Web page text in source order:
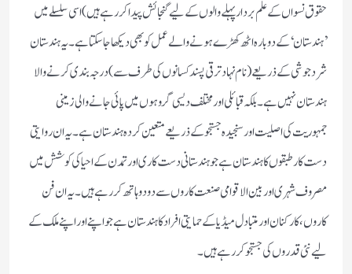
حقوق نسواں کے علم بردار پہلے والوں کے لیے گنجائش پیدا کررہے ہیں)اسی سلسلے میں
’ہندستان‘کے دوبارہ اٹھ کھڑے ہونے والے عمل کو بھی دیکھا جاسکتاہے۔یہ ہندستان
شرد جوشی کے ذریعے (نام نہاد ترقی پسند کسانوں کی طرف سے)درجہ بندی کرنے والا
ہندستان نہیں ہے۔بلکہ قبائلی اور مختلف دیسی گروہوں میں پائی جانے والی زمینی
جمہوریت کی اصلیت اور سنجیدہ جستجو کے ذریعے متعین کردہ ہندستان ہے۔یہ ان روایتی
دست کار طبقوں کا ہندستان ہے جو ہندستانی دست کاری اور تمدن کے احیا کی کوشش میں
مصروف شہری اور بین الاقوامی صنعت کاروں سے دودوہاتھ کررہے ہیں۔یہ ان فن
کاروں،کارکنان اور متبادل میڈیا کے حمایتی افراد کا ہندستان ہے جو اپنے اور اپنے ملک کے
لیے نئی قدروں کی جستجو کررہے ہیں۔